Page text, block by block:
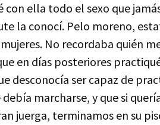
con ella todo el sexo que
la conocí. Pelo moreno,
No recordaba quién
en días posteriores
desconocía ser capaz de
marcharse, y que si
juerga, terminamos en su